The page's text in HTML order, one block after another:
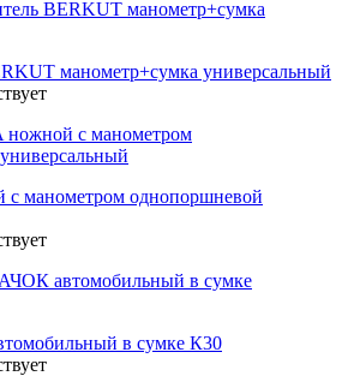
манометр+сумка универсальный
манометром однопоршневой
в сумке К30